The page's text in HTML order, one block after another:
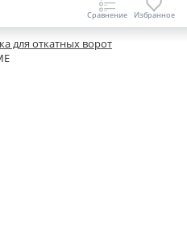
для откатных ворот